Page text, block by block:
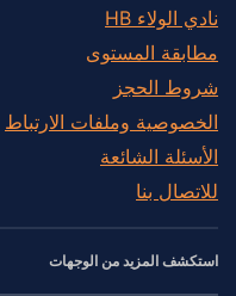
نادي الولاء HB
مطابقة المستوى
شروط الحجز
الخصوصية وملفات الارتباط
الأسئلة الشائعة
للاتصال بنا
استكشف المزيد من الوجهات